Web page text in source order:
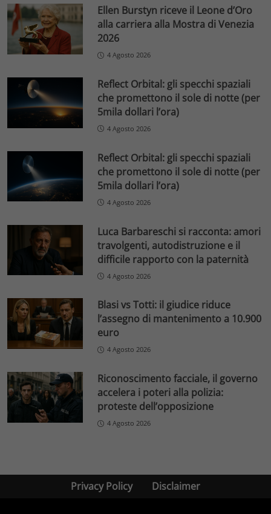
Ellen Burstyn riceve il Leone d’Oro
alla carriera alla Mostra di Venezia
2026
4 Agosto 2026
Reflect Orbital: gli specchi spaziali
che promettono il sole di notte (per
5mila dollari l’ora)
4 Agosto 2026
Reflect Orbital: gli specchi spaziali
che promettono il sole di notte (per
5mila dollari l’ora)
4 Agosto 2026
Luca Barbareschi si racconta: amori
travolgenti, autodistruzione e il
difficile rapporto con la paternità
4 Agosto 2026
Blasi vs Totti: il giudice riduce
l’assegno di mantenimento a 10.900
euro
4 Agosto 2026
Riconoscimento facciale, il governo
accelera i poteri alla polizia:
proteste dell’opposizione
4 Agosto 2026
Privacy Policy Disclaimer